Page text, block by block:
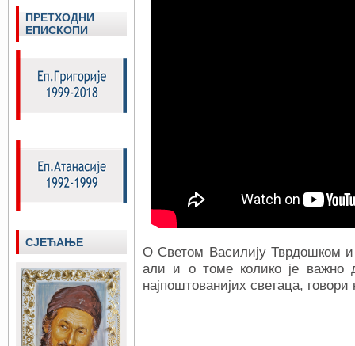
О Светом Василију Тврдошком
али и о томе колико је важно
најпоштованијих светаца,
ПРЕТХОДНИ
ЕПИСКОПИ
СЈЕЋАЊЕ